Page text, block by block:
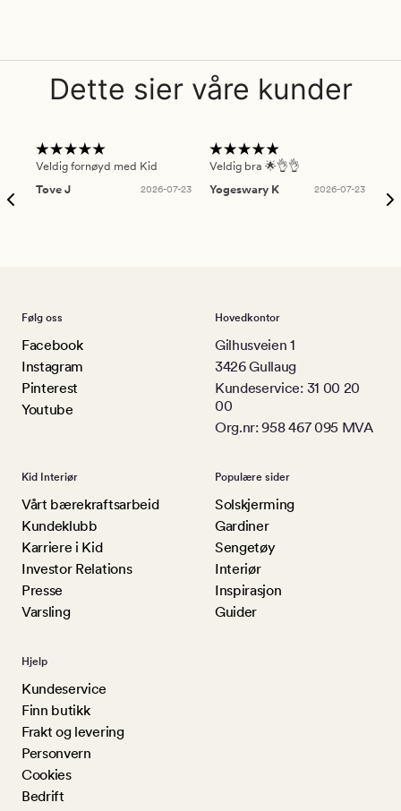
Dette sier våre kunder
Veldig fornøyd med Kid
Tove J
2026-07-23
Veldig bra 🌟👌👌
Yogeswary K
2026-07-23
Følg oss
Facebook
Instagram
Pinterest
Youtube
Hovedkontor
Gilhusveien 1
3426 Gullaug
Kundeservice: 31 00 20
00
Org.nr: 958 467 095 MVA
Kid Interiør
Vårt bærekraftsarbeid
Kundeklubb
Karriere i Kid
Investor Relations
Presse
Varsling
Populære sider
Solskjerming
Gardiner
Sengetøy
Interiør
Inspirasjon
Guider
Hjelp
Kundeservice
Finn butikk
Frakt og levering
Personvern
Cookies
Bedrift